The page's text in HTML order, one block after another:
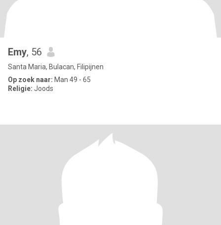
Emy, 56
Santa Maria, Bulacan, Filipijnen
Op zoek naar: Man 49 - 65
Religie: Joods